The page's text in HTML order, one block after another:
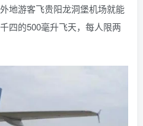
地游客飞贵阳龙洞堡机场就能
四的500毫升飞天，每人限两